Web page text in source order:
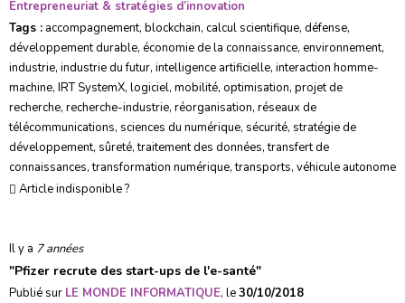
Entrepreneuriat & stratégies d’innovation
Tags : accompagnement, blockchain, calcul scientifique, défense,
développement durable, économie de la connaissance, environnement,
industrie, industrie du futur, intelligence artificielle, interaction homme-
machine, IRT SystemX, logiciel, mobilité, optimisation, projet de
recherche, recherche-industrie, réorganisation, réseaux de
télécommunications, sciences du numérique, sécurité, stratégie de
développement, sûreté,traitement des données,transfert de
connaissances,transformation numérique,transports, véhicule autonome
Article indisponible ?
Il y a 7 années
"Pfizer recrute des start-ups de l'e-santé"
Publié sur LE MONDE INFORMATIQUE, le30/10/2018